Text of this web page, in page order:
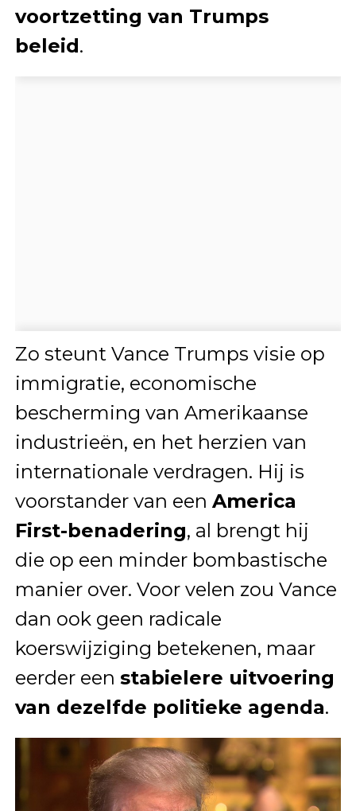
voortzetting van Trumps
beleid.
Zo steunt Vance Trumps visie op
immigratie, economische
bescherming van Amerikaanse
industrieën, en het herzien van
internationale verdragen. Hij is
voorstander van een America
First-benadering, al brengt hij
die op een minder bombastische
manier over. Voor velen zou Vance
dan ook geen radicale
koerswijziging betekenen, maar
eerder een stabielere uitvoering
van dezelfde politieke agenda.